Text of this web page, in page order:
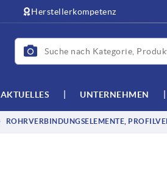
Herstellerkompetenz
AKTUELLES UNTERNEHMEN
ROHRVERBINDUNGSELEMENTE,